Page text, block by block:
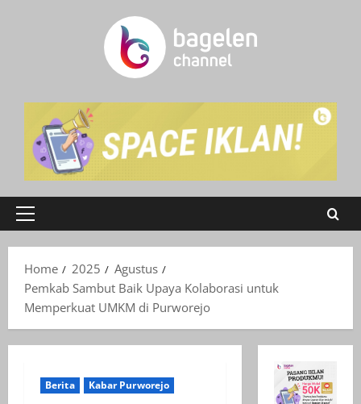
Primary
Home
2025
Agustus
Pemkab Sambut Baik Upaya Kolaborasi untuk
Memperkuat UMKM di Purworejo
Berita Kabar Purworejo